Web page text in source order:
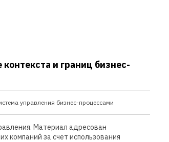
и границ бизнес-
управления бизнес-процессами
Материал адресован
компаний за счет использования